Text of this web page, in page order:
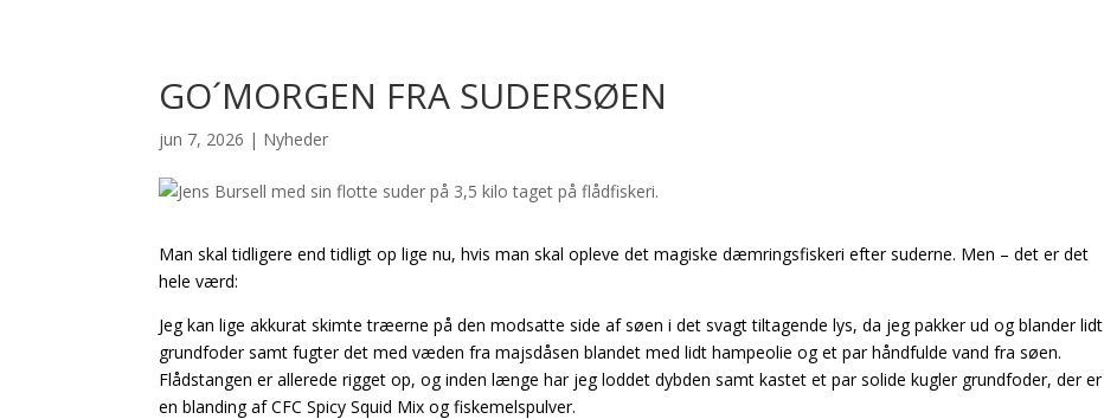
GO´MORGEN FRA SUDERSØEN
jun 7, 2026 | Nyheder
Man skal tidligere end tidligt op lige nu, hvis man skal opleve det magiske dæmringsfiskeri efter suderne. Men – det er det
hele værd:
Jeg kan lige akkurat skimte træerne på den modsatte side af søen i det svagt tiltagende lys, da jeg pakker ud og blander lidt
grundfoder samt fugter det med væden fra majsdåsen blandet med lidt hampeolie og et par håndfulde vand fra søen.
Flådstangen er allerede rigget op, og inden længe har jeg loddet dybden samt kastet et par solide kugler grundfoder, der er
en blanding af CFC Spicy Squid Mix og fiskemelspulver.